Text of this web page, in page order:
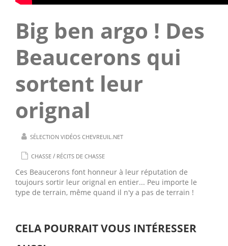
Big ben argo ! Des
Beaucerons qui
sortent leur
orignal
SÉLECTION VIDÉOS CHEVREUIL.NET
CHASSE / RÉCITS DE CHASSE
Ces Beaucerons font honneur à leur réputation de
toujours sortir leur orignal en entier... Peu importe le
type de terrain, même quand il n'y a pas de terrain !
CELA POURRAIT VOUS INTÉRESSER